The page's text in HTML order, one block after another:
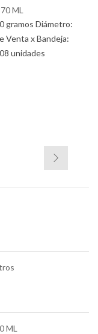
ML
gramos Diámetro:
Venta x Bandeja:
unidades
ML